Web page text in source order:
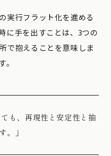
実行フラット化を進める
に手を出すことは、3つの
で抱えることを意味しま
も、再現性と安定性と抽
。」